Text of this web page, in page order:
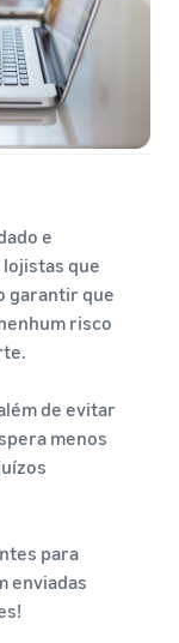
e
lojistas que
garantir que
risco
de evitar
menos
para
enviadas